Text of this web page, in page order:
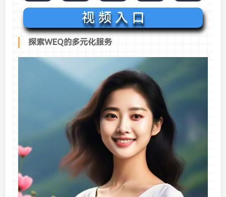
视 频 入 口
探索WEQ的多元化服务